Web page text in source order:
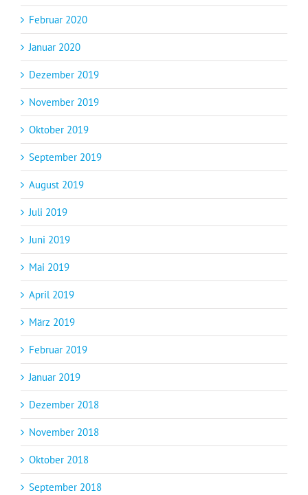
Februar 2020
Januar 2020
Dezember 2019
November 2019
Oktober 2019
September 2019
August 2019
Juli 2019
Juni 2019
Mai 2019
April 2019
März 2019
Februar 2019
Januar 2019
Dezember 2018
November 2018
Oktober 2018
September 2018